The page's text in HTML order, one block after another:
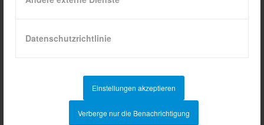
Datenschutzrichtlinie
Einstellungen akzeptieren
Verberge nur die Benachrichtigung